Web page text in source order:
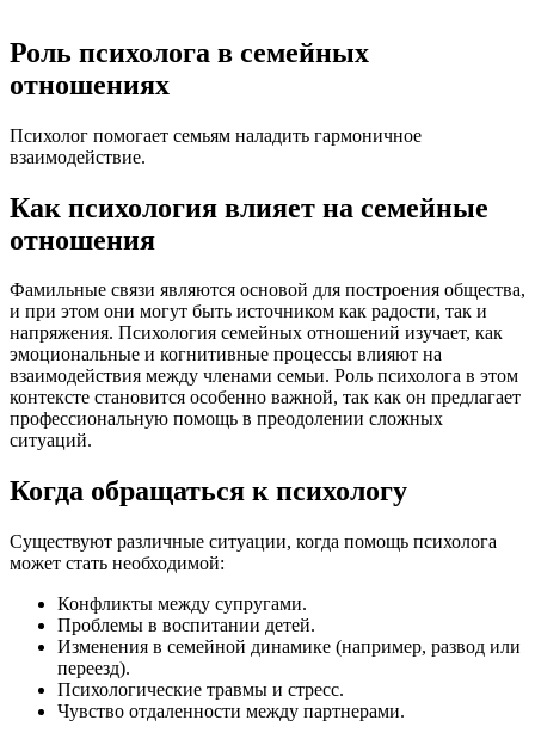
Роль психолога в семейных
отношениях
Психолог помогает семьям наладить гармоничное
взаимодействие.
Как психология влияет на семейные
отношения
Фамильные связи являются основой для построения общества,
и при этом они могут быть источником как радости, так и
напряжения. Психология семейных отношений изучает, как
эмоциональные и когнитивные процессы влияют на
взаимодействия между членами семьи. Роль психолога в этом
контексте становится особенно важной, так как он предлагает
профессиональную помощь в преодолении сложных
ситуаций.
Когда обращаться к психологу
Существуют различные ситуации, когда помощь психолога
может стать необходимой:
Конфликты между супругами.
Проблемы в воспитании детей.
Изменения в семейной динамике (например, развод или
переезд).
Психологические травмы и стресс.
Чувство отдаленности между партнерами.